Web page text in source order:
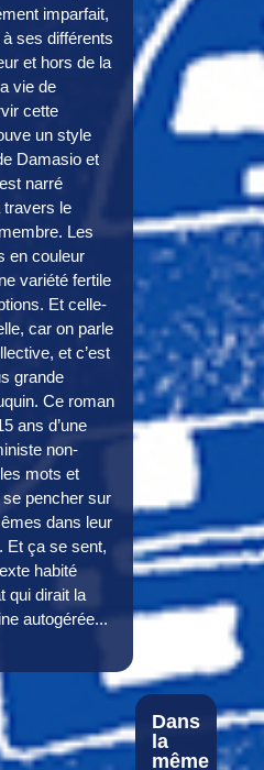
imparfait,
ses différents
et hors de la
vie de
cette
un style
Damasio et
narré
le
Les
en couleur
variété fertile
Et celle-
car on parle
et c’est
grande
Ce roman
ans d’une
non-
mots et
se pencher sur
dans leur
Et ça se sent,
habité
qui dirait la
autogérée...
Dans
la
même